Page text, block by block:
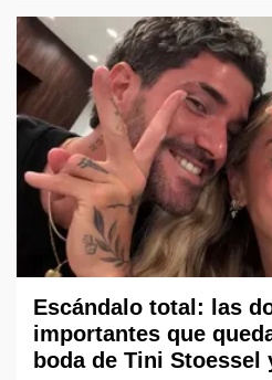
Escándalo total: las
importantes que
boda de Tini Stoessel